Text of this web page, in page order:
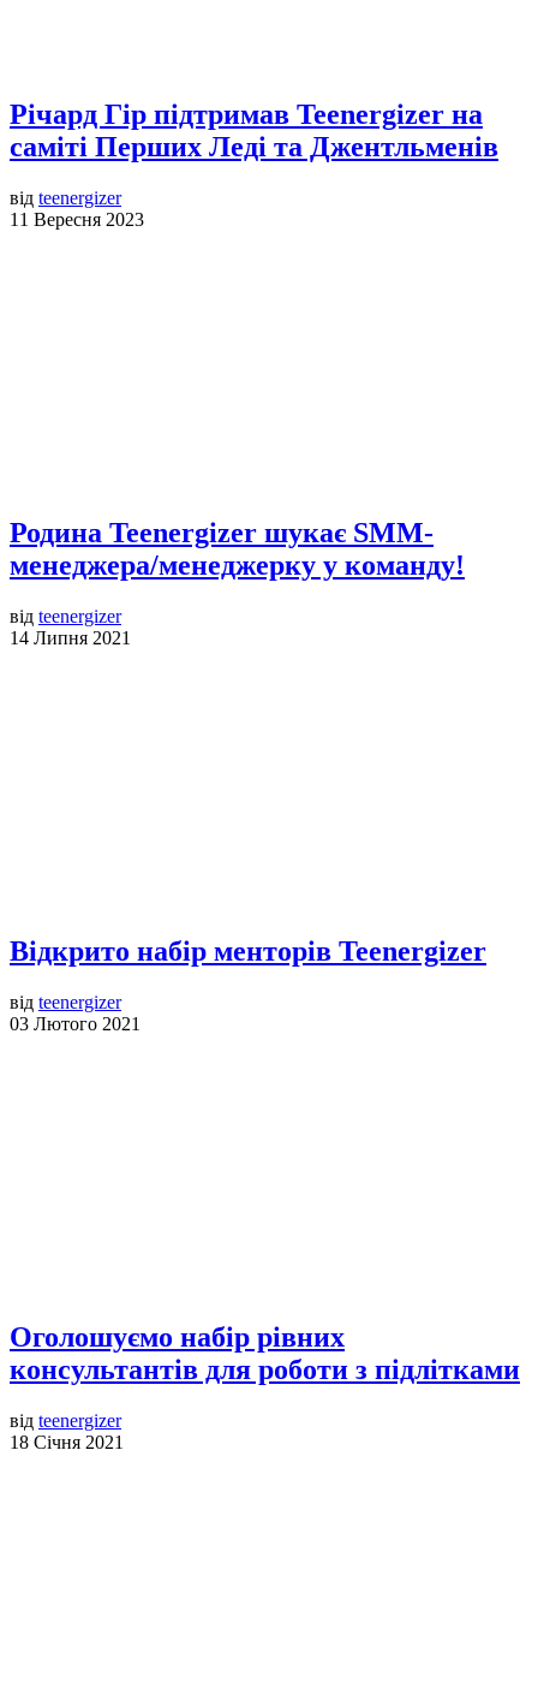
Річард Гір підтримав Teenergizer на
саміті Перших Леді та Джентльменів
від teenergizer
11 Вересня 2023
Родина Teenergizer шукає SMM-
менеджера/менеджерку у команду!
від teenergizer
14 Липня 2021
Відкрито набір менторів Teenergizer
від teenergizer
03 Лютого 2021
Оголошуємо набір рівних
консультантів для роботи з підлітками
від teenergizer
18 Січня 2021